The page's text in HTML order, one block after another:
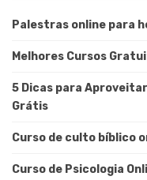
Palestras online para
Melhores Cursos
5 Dicas para
Grátis
Curso de culto bíblico
Curso de Psicologia